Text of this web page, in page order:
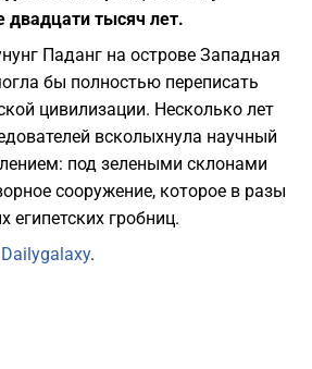
двадцати тысяч лет.
Паданг на острове Западная
бы полностью переписать
цивилизации. Несколько лет
всколыхнула научный
под зелеными склонами
сооружение, которое в разы
египетских гробниц.
Dailygalaxy.